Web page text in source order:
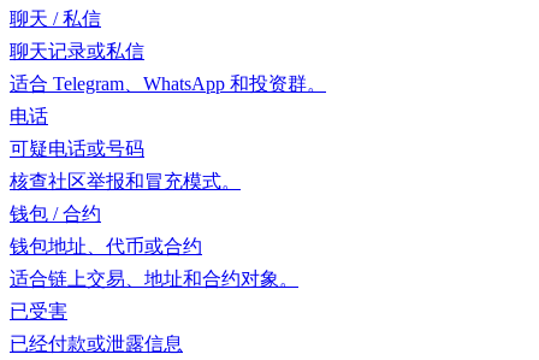
聊天 / 私信
聊天记录或私信
适合 Telegram、WhatsApp 和投资群。
电话
可疑电话或号码
核查社区举报和冒充模式。
钱包 / 合约
钱包地址、代币或合约
适合链上交易、地址和合约对象。
已受害
已经付款或泄露信息